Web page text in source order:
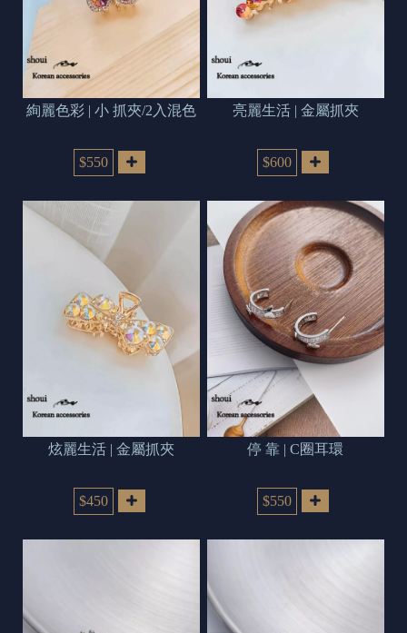
絢麗色彩 | 小 抓夾/2入混色
$550
亮麗生活 | 金屬抓夾
$600
炫麗生活 | 金屬抓夾
$450
停 靠 | C圈耳環
$550